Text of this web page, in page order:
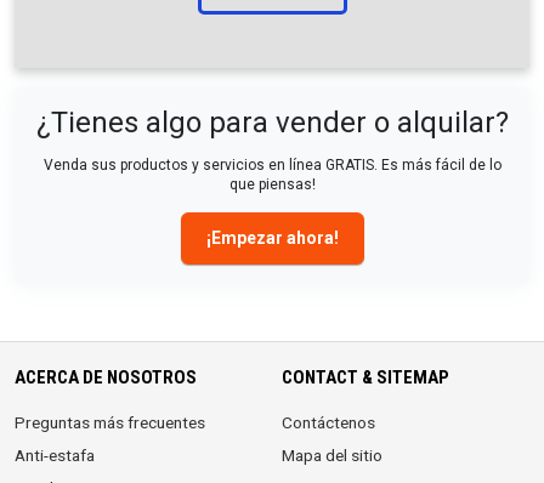
¿Tienes algo para vender o alquilar?
Venda sus productos y servicios en línea GRATIS. Es más fácil de lo
que piensas!
¡Empezar ahora!
ACERCA DE NOSOTROS
Preguntas más frecuentes
Anti-estafa
CONTACT & SITEMAP
Contáctenos
Mapa del sitio